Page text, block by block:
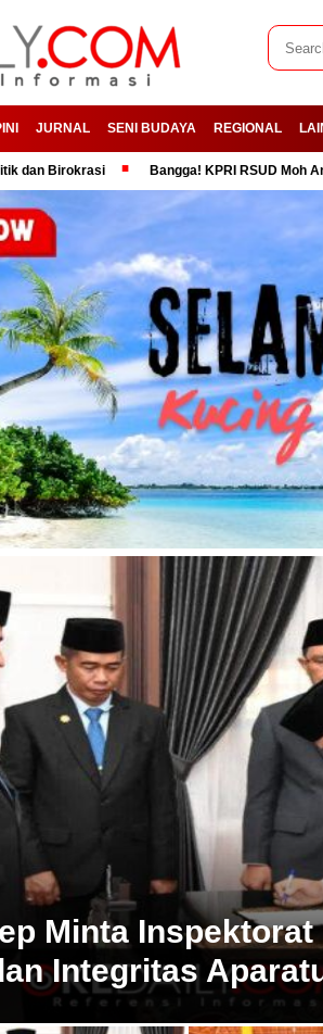
JURNAL SENI BUDAYA REGIONAL
Bangga! KPRI RSUD Moh Anwar Sumenep
Yudharta
Cegah Stunting